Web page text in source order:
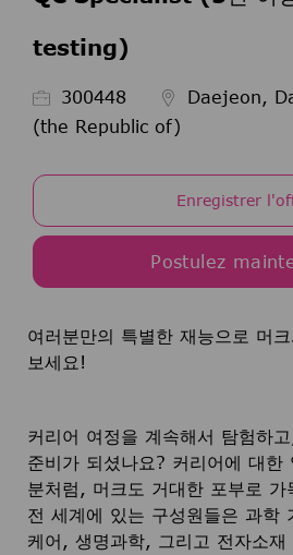
testing)
ID de l’emploi
300448
Daejeon,
(the Republic of)
Enregistrer
Postulez
여러분만의 특별한 재능으로 머
보세요!
커리어 여정을 계속해서 탐험하
준비가 되셨나요? 커리어에 대한
분처럼, 머크도 거대한 포부로 가
전 세계에 있는 구성원들은 과학
케어, 생명과학, 그리고 전자소재